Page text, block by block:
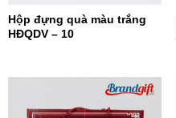
Hộp đựng quà màu trắng
HĐQDV – 10